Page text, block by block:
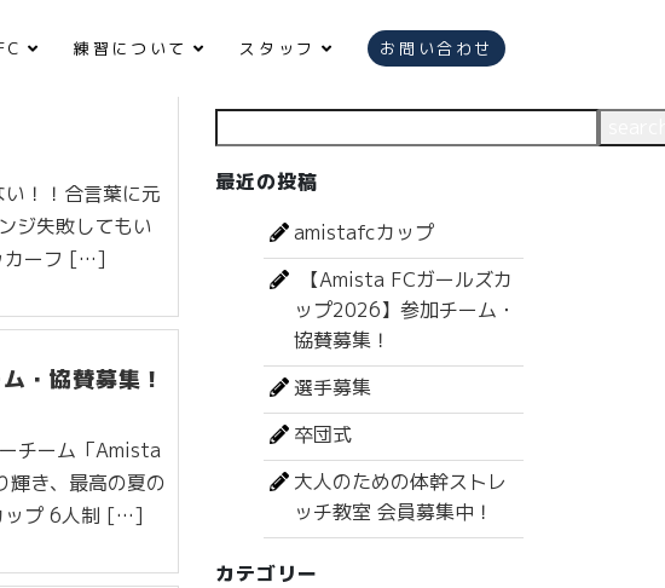
練習について スタッフ お問い合わせ
！！合言葉に元
ジ失敗してもい
カーフ […]
・協賛募集！
チーム「Amista
輝き、最高の夏の
ップ 6人制 […]
最近の投稿
amistafcカップ
【Amista FCガールズカ
ップ2026】参加チーム・
協賛募集！
選手募集
卒団式
大人のための体幹ストレ
ッチ教室 会員募集中！
カテゴリー